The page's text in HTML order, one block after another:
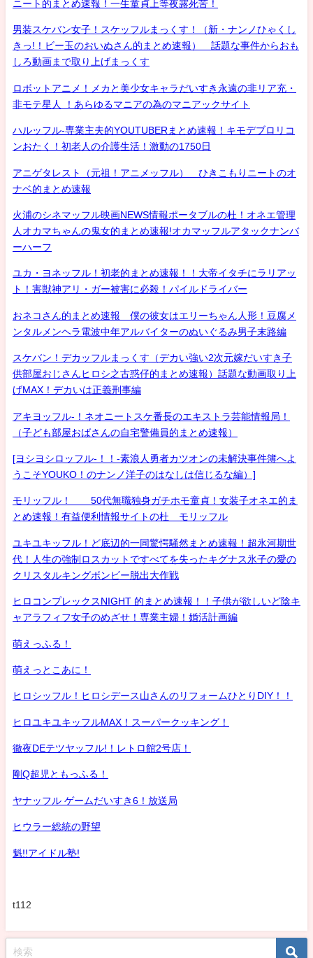
ニート的まとめ速報！一生童貞上等夜露死苦！
男装スケバン女子！スケッフルまっくす！（新・ナンノひゃくし
きっ!！ビー玉のおいぬさん的まとめ速報） 話題な事件からおも
しろ動画まで取り上げまっくす
ロボットアニメ！メカと美少女キャラだいすき永遠の非リア充・
非モテ星人 ！あらゆるマニアの為のマニアックサイト
ハルッフル-専業主夫的YOUTUBERまとめ速報！キモデブロリコ
ンおたく！初老人の介護生活！激動の1750日
アニゲタレスト（元祖！アニメッフル） ひきこもりニートのオ
ナベ的まとめ速報
火浦のシネマッフル映画NEWS情報ポータブルの杜！オネエ管理
人オカマちゃんの鬼女的まとめ速報!オカマッフルアタックナンバ
ーハーフ
ユカ・ヨネッフル！初老的まとめ速報！！大帝イタチにラリアッ
ト！害獣神アリ・ガー被害に必殺！パイルドライバー
おネコさん的まとめ速報 僕の彼女はエリーちゃん人形！豆腐メ
ンタルメンヘラ電波中年アルバイターのぬいぐるみ男子末路編
スケバン！デカッフルまっくす（デカい強い2次元嫁だいすき子
供部屋おじさんヒロシ之古惑仔的まとめ速報）話題な動画取り上
げMAX！デカいは正義刑事編
アキヨッフル-！ネオニートスケ番長のエキストラ芸能情報局！
（子ども部屋おばさんの自宅警備員的まとめ速報）
[ヨシヨシロッフル-！！-素浪人勇者カツオンの未解決事件簿へよ
うこそYOUKO！のナンノ洋子のはなしは信じるな編）]
モリッフル！ 50代無職独身ガチホモ童貞！女装子オネエ的ま
とめ速報！有益便利情報サイトの杜 モリッフル
ユキユキッフル！ど底辺的一同驚愕騒然まとめ速報！超氷河期世
代！人生の強制ロスカットですべてを失ったキグナス氷子の愛の
クリスタルキングボンビー脱出大作戦
ヒロコンプレックスNIGHT 的まとめ速報！！子供が欲しいど陰キ
ャアラフィフ女子のめざせ！専業主婦！婚活計画編
萌えっふる！
萌えっとこあに！
ヒロシッフル！ヒロシデース山さんのリフォームひとりDIY！！
ヒロユキユキッフルMAX！スーパークッキング！
徹夜DEテツヤッフル!！レトロ館2号店！
剛Q超児ともっふる！
ヤナッフル ゲームだいすき6！放送局
ヒウラー総統の野望
魁!!アイドル塾!
t112